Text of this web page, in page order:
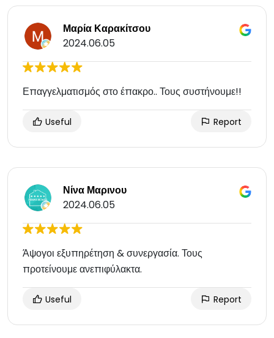
Μαρία Καρακίτσου
2024.06.05
Επαγγελματισμός στο έπακρο.. Τους συστήνουμε!!
Useful Report
Νίνα Μαρινου
2024.06.05
Άψογοι εξυπηρέτηση & συνεργασία. Τους
προτείνουμε ανεπιφύλακτα.
Useful Report